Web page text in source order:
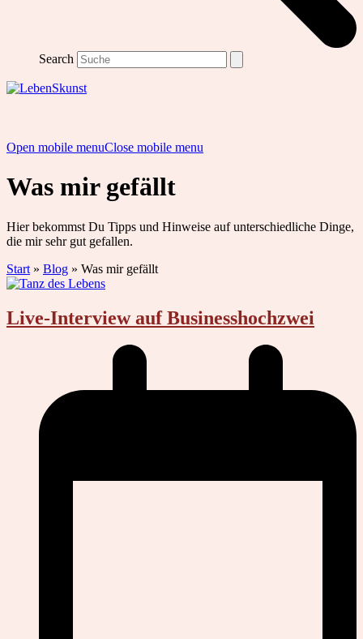
Search
Open mobile menuClose mobile menu
Was mir gefällt
Hier bekommst Du Tipps und Hinweise auf unterschiedliche Dinge,
die mir sehr gut gefallen.
Start » Blog » Was mir gefällt
Live-Interview auf Businesshochzwei